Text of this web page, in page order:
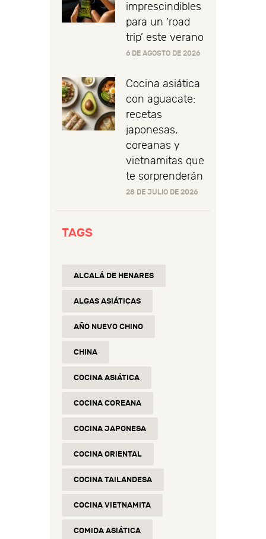
imprescindibles
para un ‘road
trip’ este verano
6 DE AGOSTO DE 2026
Cocina asiática
con aguacate:
recetas
japonesas,
coreanas y
vietnamitas que
te sorprenderán
28 DE JULIO DE 2026
TAGS
ALCALÁ DE HENARES
ALGAS ASIÁTICAS
AÑO NUEVO CHINO
CHINA
COCINA ASIÁTICA
COCINA COREANA
COCINA JAPONESA
COCINA ORIENTAL
COCINA TAILANDESA
COCINA VIETNAMITA
COMIDA ASIÁTICA